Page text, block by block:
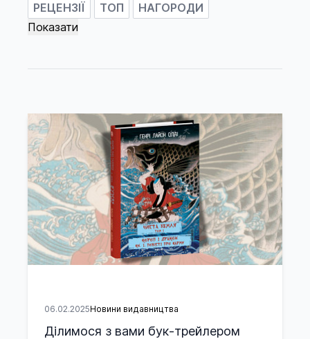
РЕЦЕНЗІЇ
ТОП НАГОРОДИ
06.02.2025Новини видавництва
Ділимося з вами бук-трейлером